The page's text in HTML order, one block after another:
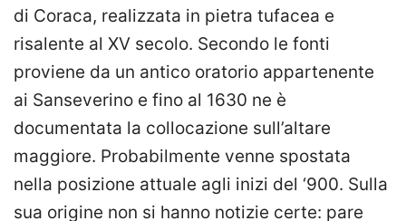
di Coraca, realizzata in pietra tufacea e
risalente al XV secolo. Secondo le fonti
proviene da un antico oratorio appartenente
ai Sanseverino e fino al 1630 ne è
documentata la collocazione sull’altare
maggiore. Probabilmente venne spostata
nella posizione attuale agli inizi del ‘900. Sulla
sua origine non si hanno notizie certe: pare